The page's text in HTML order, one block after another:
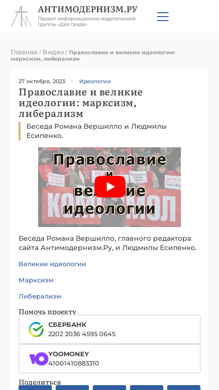
Главная / Видео / Православие и великие идеологии:
марксизм, либерализм
27 октября, 2023 Идеологии
Православие и великие
идеологии: марксизм,
либерализм
Беседа Романа Вершилло и Людмилы
Есипенко.
Беседа Романа Вершилло, главного редактора
сайта Антимодернизм.Ру, и Людмилы Есипенко.
Великие идеологии
Марксизм
Либерализм
Помочь проекту
СБЕРБАНК
2202 2036 4595 0645
YOOMONEY
41001410883310
Поделиться